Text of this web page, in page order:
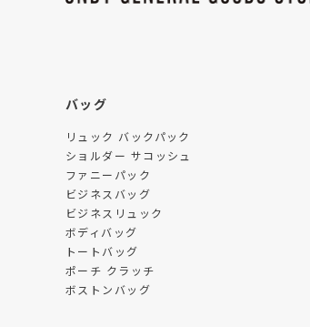
バッグ
リュック バックパック
ショルダー サコッシュ
ファニーパック
ビジネスバッグ
ビジネスリュック
ボディバッグ
トートバッグ
ポーチ クラッチ
ボストンバッグ